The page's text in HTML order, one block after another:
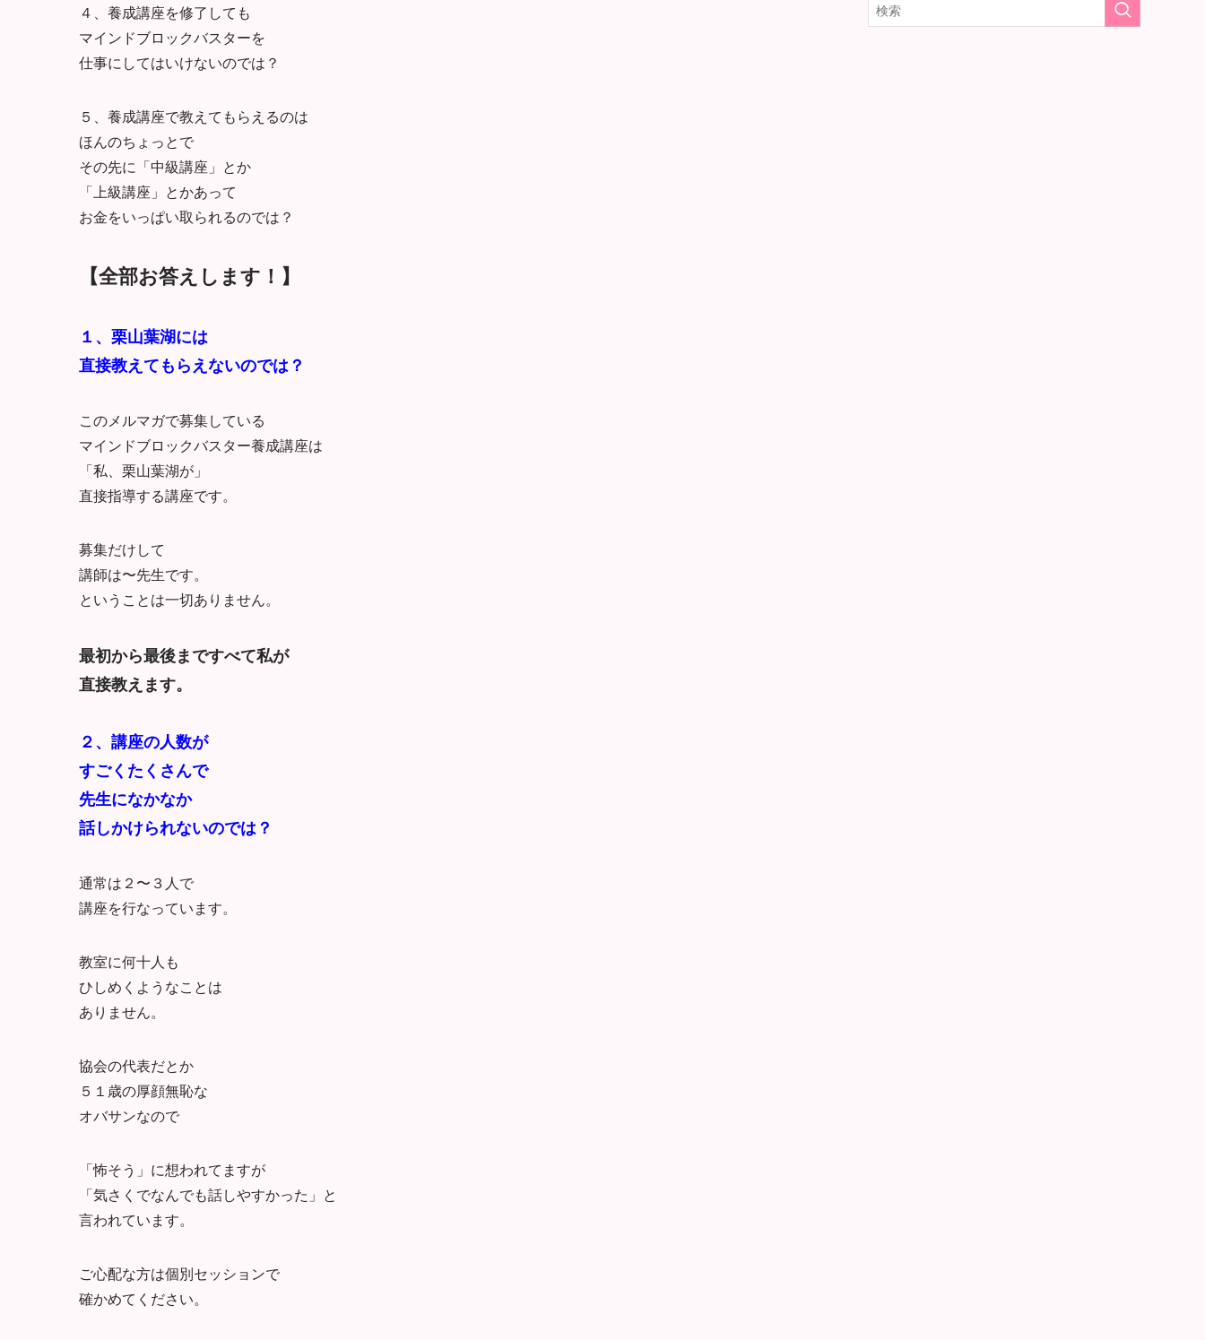
４、養成講座を修了しても
マインドブロックバスターを
仕事にしてはいけないのでは？
５、養成講座で教えてもらえるのは
ほんのちょっとで
その先に「中級講座」とか
「上級講座」とかあって
お金をいっぱい取られるのでは？
【全部お答えします！】
１、栗山葉湖には
直接教えてもらえないのでは？
このメルマガで募集している
マインドブロックバスター養成講座は
「私、栗山葉湖が」
直接指導する講座です。
募集だけして
講師は〜先生です。
ということは一切ありません。
最初から最後まですべて私が
直接教えます。
２、講座の人数が
すごくたくさんで
先生になかなか
話しかけられないのでは？
通常は２〜３人で
講座を行なっています。
教室に何十人も
ひしめくようなことは
ありません。
協会の代表だとか
５１歳の厚顔無恥な
オバサンなので
「怖そう」に想われてますが
「気さくでなんでも話しやすかった」と
言われています。
ご心配な方は個別セッションで
確かめてください。